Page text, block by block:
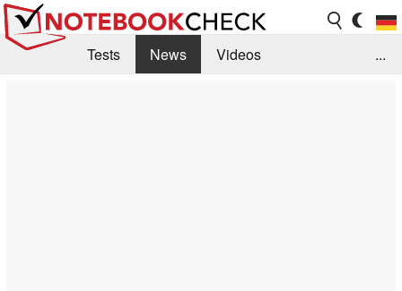
Tests News
Videos
...